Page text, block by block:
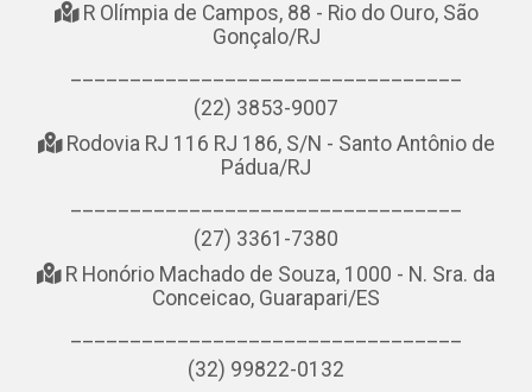
R Olímpia de Campos, 88 - Rio do Ouro, São
Gonçalo/RJ
(22) 3853-9007
Rodovia RJ 116 RJ 186, S/N - Santo Antônio de
Pádua/RJ
(27) 3361-7380
R Honório Machado de Souza, 1000 - N. Sra. da
Conceicao, Guarapari/ES
(32) 99822-0132